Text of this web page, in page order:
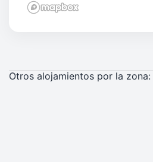
Otros alojamientos por la zona: